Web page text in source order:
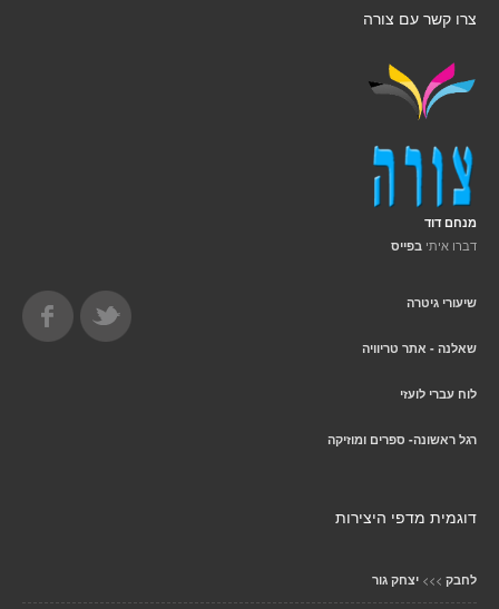
צרו קשר עם צורה
מנחם דוד
דברו איתי בפייס
שיעורי גיטרה
שאלנה - אתר טריוויה
לוח עברי לועזי
רגל ראשונה- ספרים ומוזיקה
דוגמית מדפי היצירות
לחבק >>> יצחק גור